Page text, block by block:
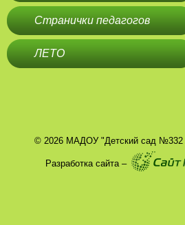
Странички педагогов
ЛЕТО
© 2026 МАДОУ "Детский сад №332
Разработка сайта –